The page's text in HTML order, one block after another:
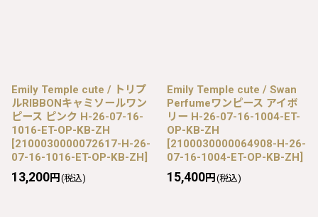
Emily Temple cute / トリプ
ルRIBBONキャミソールワン
ピース ピンク H-26-07-16-
1016-ET-OP-KB-ZH
[2100030000072617-H-26-
07-16-1016-ET-OP-KB-ZH]
13,200円 (税込)
Emily Temple cute / Swan
Perfumeワンピース アイボ
リー H-26-07-16-1004-ET-
OP-KB-ZH
[2100030000064908-H-26-
07-16-1004-ET-OP-KB-ZH]
15,400円 (税込)